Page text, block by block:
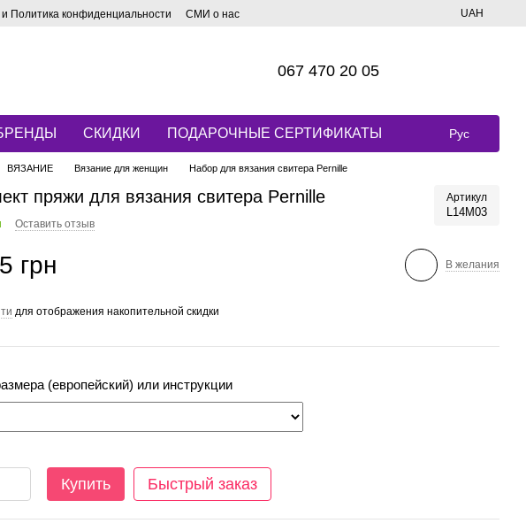
Политика конфиденциальности СМИ о нас UAH
067 470 20 05
СКИДКИ ПОДАРОЧНЫЕ СЕРТИФИКАТЫ Рус
ВЯЗАНИЕ Вязание для женщин Набор для вязания свитера Pernille
пряжи для вязания свитера Pernille Артикул
L14M03
Оставить отзыв
грн В желания
для отображения накопительной скидки
(европейский) или инструкции
Купить Быстрый заказ